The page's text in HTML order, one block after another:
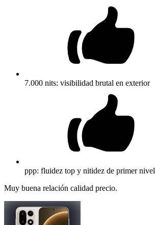
7.000 nits: visibilidad brutal en exterior
ppp: fluidez top y nitidez de primer nivel
Muy buena relación calidad precio.